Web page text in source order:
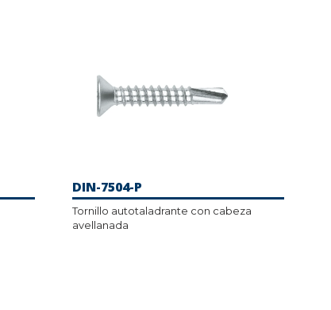
DIN-7504-P
Tornillo autotaladrante con cabeza
avellanada